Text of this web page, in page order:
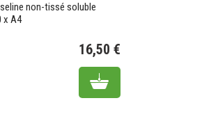
non-tissé soluble
x A4
16,50 €
Add to cart